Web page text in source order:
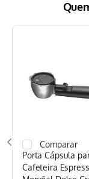
Porta Cápsula
Cafeteira